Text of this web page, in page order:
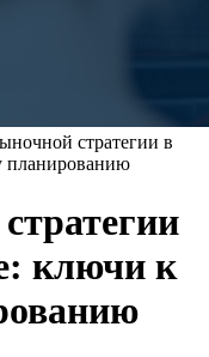
стратегии в
планированию
ключи к